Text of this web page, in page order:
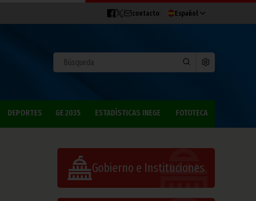
contacto Español
DEPORTES GE 2035 ESTADÍSTICAS INEGE FOTOTECA
Gobierno e Instituciones